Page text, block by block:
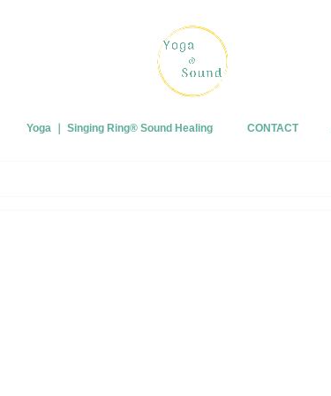
Yoga ｜ Singing Ring®︎ Sound Healing CONTACT